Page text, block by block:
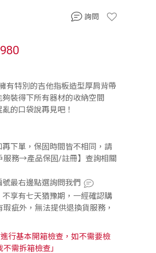
有特別的吉他指板造型厚肩背帶
裝得下所有器材的收納空間
的口袋說再見吧！
下單，保固時間皆不相同，請
務→產品保固/註冊】查詢相關
最右邊點選詢問我們
享有七天猶豫期，一經確認購
疵外，無法提供退換貨服務，
行基本開箱檢查，如不需要檢
需拆箱檢查」
詢問